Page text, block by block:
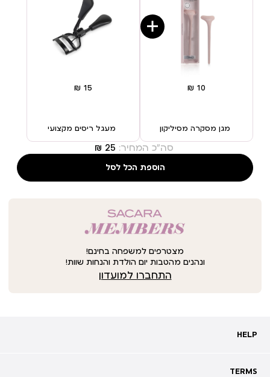
מגן מסקרה מסיליקון מעגל ריסים מקצועי
סה"כ המחיר:
הוספת הכל לסל
מצטרפים למשפחה בחינם!
ונהנים מהטבות יום הולדת והנחות שוות!
התחברו למועדון
HELP
HELP
שאלות ותשובות
TERMS
TERMS